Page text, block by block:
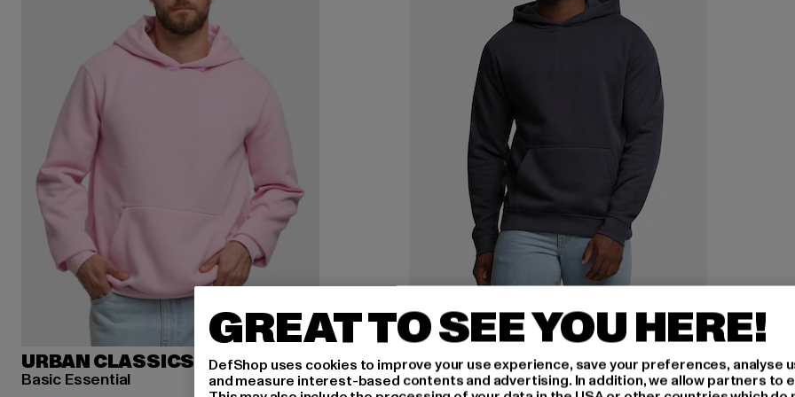
URBAN CLASSICS
Basic Essential
URBAN CLASSICS
Basic Essential
18,89 EUR
Derzeitiger Preis: 18,89 EUR
34,99 EURAktionspreis: 34,99 EUR
GREAT TO SEE YOU HERE!
DefShop uses cookies to improve your use experience, save your preferences, analyse
and measure interest-based contents and advertising. In addition, we allow partners to